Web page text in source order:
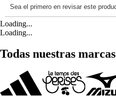
Loading...
Loading...
Todas nuestras marcas